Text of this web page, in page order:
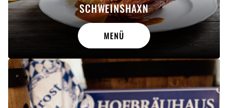
SCHWEINSHAXN
MENÜ